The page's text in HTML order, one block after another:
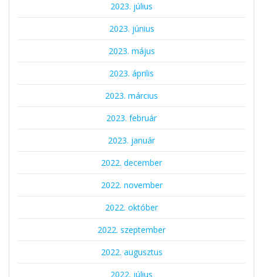
2023. július
2023. június
2023. május
2023. április
2023. március
2023. február
2023. január
2022. december
2022. november
2022. október
2022. szeptember
2022. augusztus
2022. július